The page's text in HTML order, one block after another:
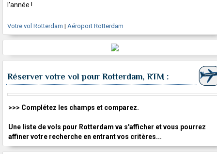
l'année !
Votre vol Rotterdam | Aéroport Rotterdam
Réserver votre vol pour Rotterdam, RTM :
>>> Complétez les champs et comparez.
Une liste de vols pour Rotterdam va s'afficher et vous pourrez
affiner votre recherche en entrant vos critères...